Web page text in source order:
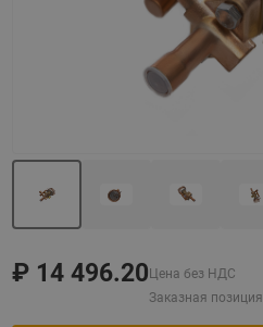
₽ 14 496.20 Цена без НДС
Заказная позиция